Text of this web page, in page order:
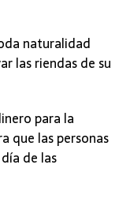
naturalidad
las riendas de su
para la
que las personas
de las